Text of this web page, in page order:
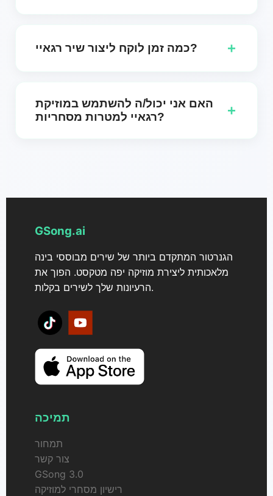
המתאימה לחזון הייחודי שלך.
כמה זמן לוקח ליצור שיר רגאיי? +
האם אני יכול/ה להשתמש במוזיקת
רגאיי למטרות מסחריות?
+
GSong.ai
הגנרטור המתקדם ביותר של שירים מבוססי בינה
מלאכותית ליצירת מוזיקה יפה מטקסט. הפוך את
הרעיונות שלך לשירים בקלות.
תמיכה
תמחור
צור קשר
GSong 3.0
רישיון מסחרי למוזיקה